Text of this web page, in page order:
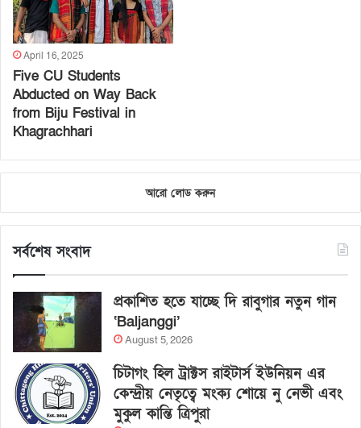
April 16, 2025
Five CU Students
Abducted on Way Back
from Biju Festival in
Khagrachhari
আরো লোড করুন
সর্বশেষ সংবাদ
প্রকাশিত হতে যাচ্ছে দি রাবুগার নতুন গান
‘Baljanggi’
August 5, 2026
চিটাগং হিল ট্রাক্টস রাইটার্স ইউনিয়ন এর
কেন্দ্রীয় নেতৃত্বে মংক্য শোয়ে নু নেভী এবং
মুকুল কান্তি ত্রিপুরা